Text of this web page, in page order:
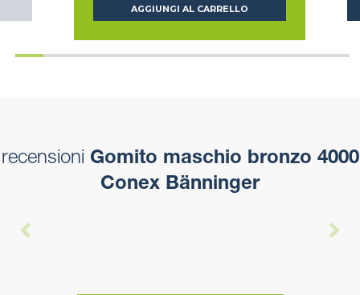
AGGIUNGI AL CARRELLO
recensioni Gomito maschio bronzo 4000
Conex Bänninger